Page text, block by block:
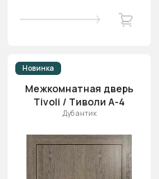
Новинка
Межкомнатная дверь
Tivoli / Тиволи А-4
Дуб антик